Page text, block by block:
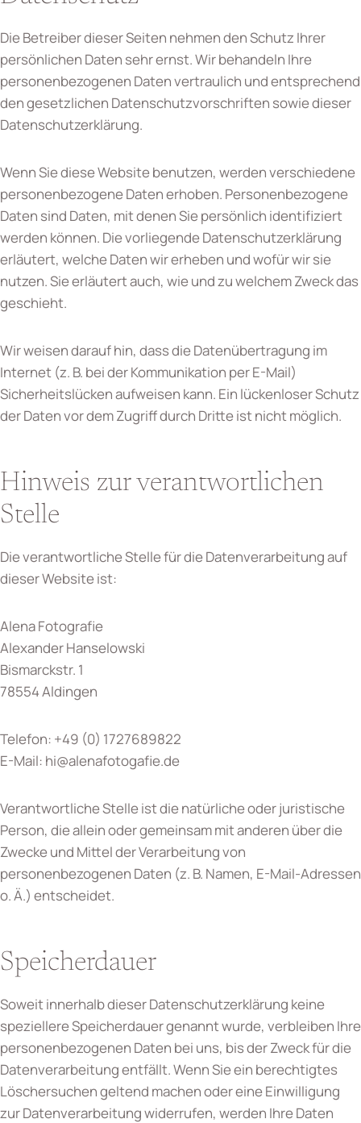
Die Betreiber dieser Seiten nehmen den Schutz Ihrer
persönlichen Daten sehr ernst. Wir behandeln Ihre
personenbezogenen Daten vertraulich und entsprechend
den gesetzlichen Datenschutzvorschriften sowie dieser
Datenschutzerklärung.
Wenn Sie diese Website benutzen, werden verschiedene
personenbezogene Daten erhoben. Personenbezogene
Daten sind Daten, mit denen Sie persönlich identifiziert
werden können. Die vorliegende Datenschutzerklärung
erläutert, welche Daten wir erheben und wofür wir sie
nutzen. Sie erläutert auch, wie und zu welchem Zweck das
geschieht.
Wir weisen darauf hin, dass die Datenübertragung im
Internet (z. B. bei der Kommunikation per E-Mail)
Sicherheitslücken aufweisen kann. Ein lückenloser Schutz
der Daten vor dem Zugriff durch Dritte ist nicht möglich.
Hinweis zur verantwortlichen
Stelle
Die verantwortliche Stelle für die Datenverarbeitung auf
dieser Website ist:
Alena Fotografie
Alexander Hanselowski
Bismarckstr. 1
78554 Aldingen
Telefon: +49 (0) 1727689822
E-Mail: hi@alenafotogafie.de
Verantwortliche Stelle ist die natürliche oder juristische
Person, die allein oder gemeinsam mit anderen über die
Zwecke und Mittel der Verarbeitung von
personenbezogenen Daten (z. B. Namen, E-Mail-Adressen
o. Ä.) entscheidet.
Speicherdauer
Soweit innerhalb dieser Datenschutzerklärung keine
speziellere Speicherdauer genannt wurde, verbleiben Ihre
personenbezogenen Daten bei uns, bis der Zweck für die
Datenverarbeitung entfällt. Wenn Sie ein berechtigtes
Löschersuchen geltend machen oder eine Einwilligung
zur Datenverarbeitung widerrufen, werden Ihre Daten